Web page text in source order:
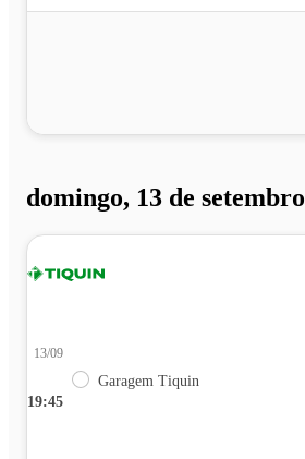
domingo, 13 de setembro
19:45
13/09
Garagem Tiquin